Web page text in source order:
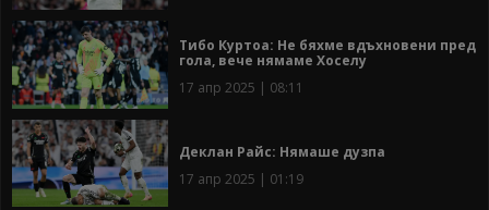
Тибо Куртоа: Не бяхме вдъхновени пред
гола, вече нямаме Хоселу
17 апр 2025 | 08:11
Деклан Райс: Нямаше дузпа
17 апр 2025 | 01:19